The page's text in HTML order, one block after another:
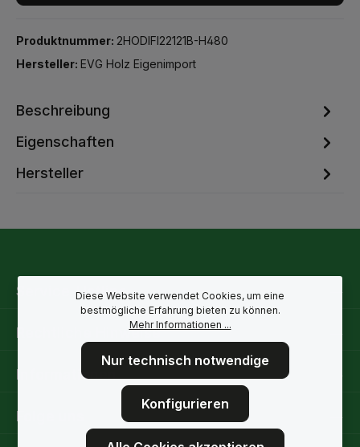
Produktnummer: 2HODIFI22121B-H480
Hersteller: EVG Holz Eigenimport
Beschreibung
Eigenschaften
Hersteller
Service-Hotline
Rechtliche Hinweise
Informationen
Folge uns
Diese Website verwendet Cookies, um eine
bestmögliche Erfahrung bieten zu können.
Mehr Informationen ...
Nur technisch notwendige
Konfigurieren